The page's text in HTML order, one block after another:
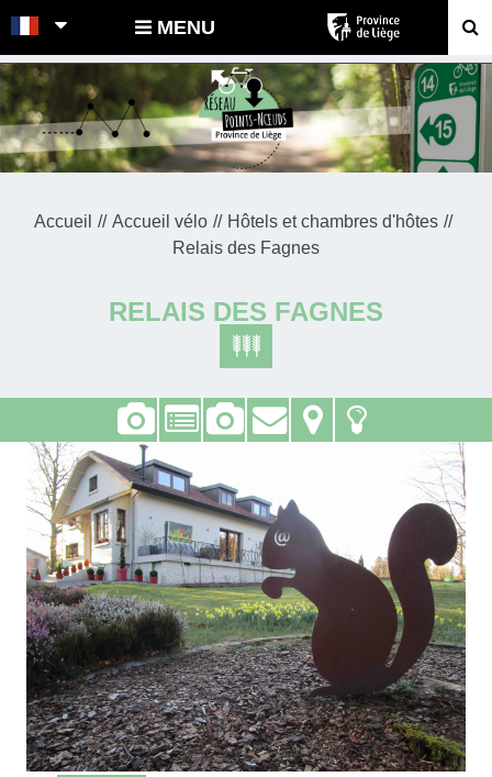
POINTS-NOEUDS MENU
Accueil Accueil vélo
Hôtels et chambres d'hôtes
Relais des Fagnes
RELAIS DES FAGNES